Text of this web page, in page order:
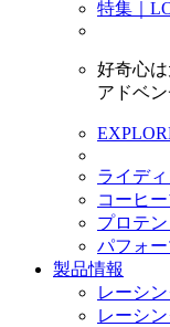
特集｜
好奇心は
アドベ
ライデ
コーヒ
プロテ
パフォ
製品情報
レーシ
レーシ